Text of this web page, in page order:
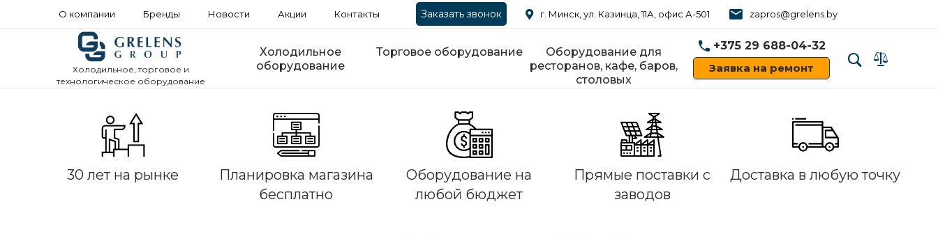
О компании Бренды Новости Акции Контакты Заказать звонок г. Минск, ул. Казинца, 11А, офис А-501 zapros@grelens.by
Холодильное, торговое и
технологическое оборудование
Холодильное
оборудование
Торговое оборудование
Оборудование для
ресторанов, кафе, баров,
столовых
+375 29 688-04-32
Заявка на ремонт
30 лет на рынке
Планировка магазина
бесплатно
Оборудование на
любой бюджет
Прямые поставки с
заводов
Доставка в любую точку